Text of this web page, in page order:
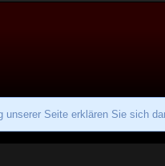
unserer Seite erklären Sie sich